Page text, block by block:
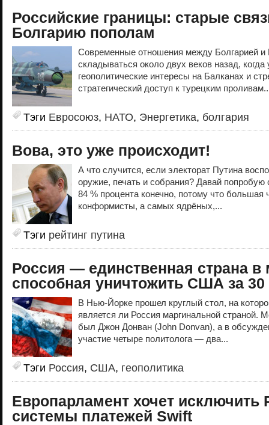
Российские границы: старые
Болгарию пополам
Современные отношения между Болгарией и
складываться около двух веков назад, когда
геополитические интересы на Балканах и
стратегический доступ к турецким
Тэги Евросоюз, НАТО, Энергетика, болгария
Вова, это уже происходит!
А что случится, если электорат Путина
оружие, печать и собрания? Давай
84 % процента конечно, потому что большая
конформисты, а самых ядрёных,...
Тэги рейтинг путина
Россия — единственная страна в
способная уничтожить США за 30
В Нью-Йорке прошел круглый стол, на
является ли Россия маргинальной страной.
был Джон Донван (John Donvan), а в
участие четыре политолога — два...
Тэги Россия, США, геополитика
Европарламент хочет исключить
системы платежей Swift